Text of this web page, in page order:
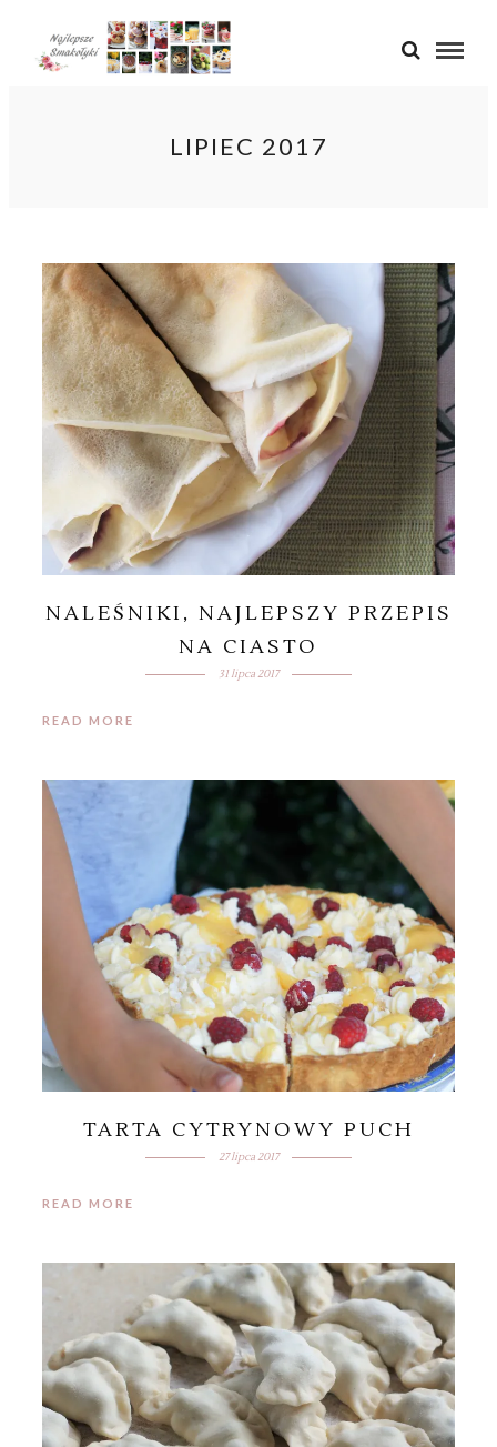
LIPIEC 2017
NALEŚNIKI, NAJLEPSZY PRZEPIS
NA CIASTO
31 lipca 2017
READ MORE
TARTA CYTRYNOWY PUCH
27 lipca 2017
READ MORE